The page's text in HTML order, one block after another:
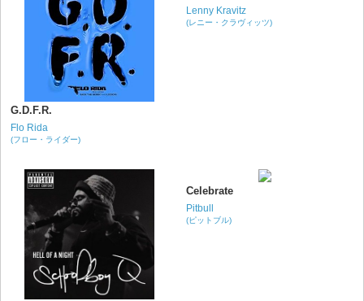
G.D.F.R.
Flo Rida
(フロー・ライダー)
Lenny Kravitz
(レニー・クラヴィッツ)
Celebrate
Pitbull
(ピットブル)